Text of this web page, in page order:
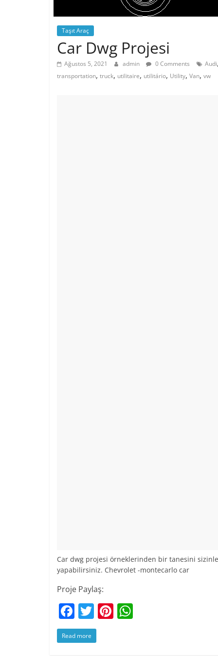
Taşıt Araç
Car Dwg Projesi
Ağustos 5, 2021 admin 0 Comments Audi,
transportation, truck, utilitaire, utilitário, Utility, Van, vw
Car dwg projesi örneklerinden bir tanesini
yapabilirsiniz. Chevrolet -montecarlo car
Proje Paylaş:
F
a
c
T
w
itt
Pi
Read more